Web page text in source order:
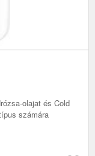
olajat és Cold
számára